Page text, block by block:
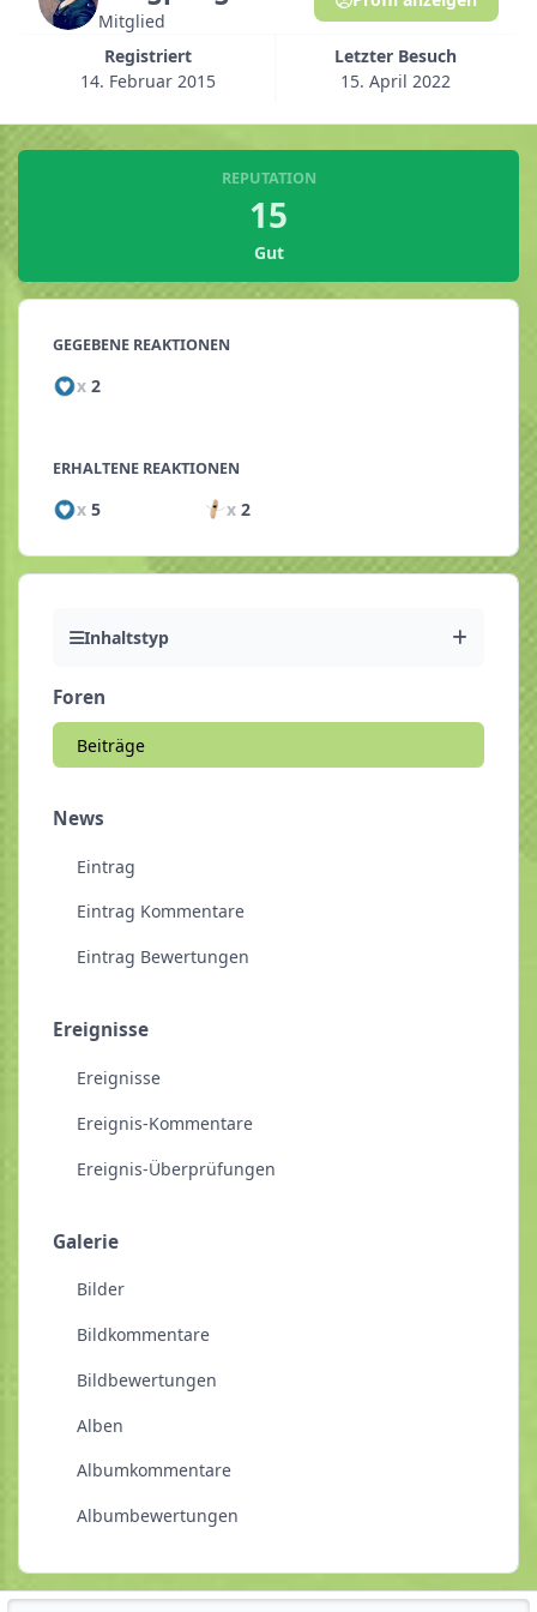
Mitglied
Registriert
14. Februar 2015
Letzter Besuch
15. April 2022
REPUTATION
15
Gut
GEGEBENE REAKTIONEN
x 2
ERHALTENE REAKTIONEN
x 5 x2
Inhaltstyp
Foren
Beiträge
News
Eintrag
Eintrag Kommentare
Eintrag Bewertungen
Ereignisse
Ereignisse
Ereignis-Kommentare
Ereignis-Überprüfungen
Galerie
Bilder
Bildkommentare
Bildbewertungen
Alben
Albumkommentare
Albumbewertungen